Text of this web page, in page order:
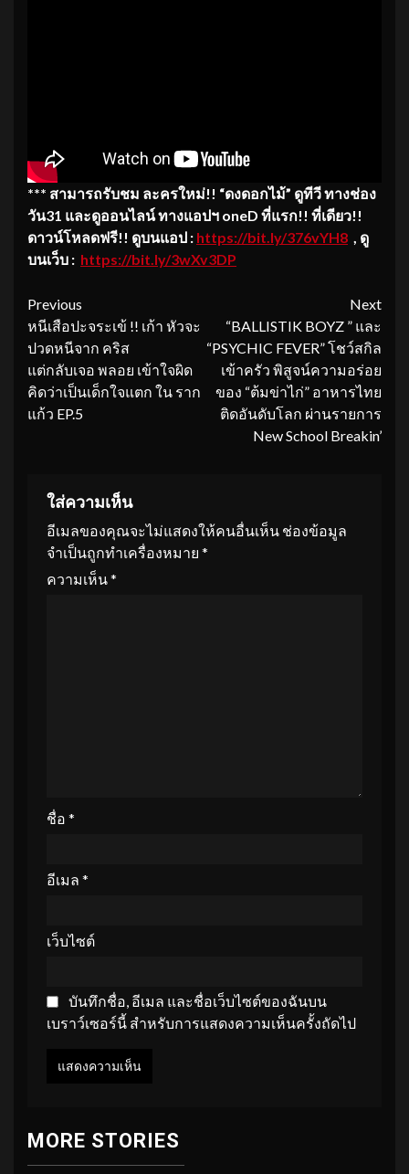
*** สามารถรับชม ละครใหม่!! “ดงดอกไม้” ดูทีวี ทางช่อง
วัน31 และดูออนไลน์ ทางแอปฯ oneD ที่แรก!! ที่เดียว!!
ดาวน์โหลดฟรี!! ดูบนแอป : https://bit.ly/376vYH8 , ดู
บนเว็บ : https://bit.ly/3wXv3DP
Continue
Reading
Previous
หนีเสือปะจระเข้ !! เก้า หัวจะ
ปวดหนีจาก คริส
แต่กลับเจอ พลอย เข้าใจผิด
คิดว่าเป็นเด็กใจแตก ใน ราก
แก้ว EP.5
Next
“BALLISTIK BOYZ ” และ
“PSYCHIC FEVER” โชว์สกิล
เข้าครัว พิสูจน์ความอร่อย
ของ “ต้มข่าไก่” อาหารไทย
ติดอันดับโลก ผ่านรายการ
New School Breakin’
ใส่ความเห็น
อีเมลของคุณจะไม่แสดงให้คนอื่นเห็น ช่องข้อมูล
จำเป็นถูกทำเครื่องหมาย *
ความเห็น*
ชื่อ *
อีเมล *
เว็บไซต์
บันทึกชื่อ, อีเมล และชื่อเว็บไซต์ของฉันบน
เบราว์เซอร์นี้ สำหรับการแสดงความเห็นครั้งถัดไป
MORE STORIES